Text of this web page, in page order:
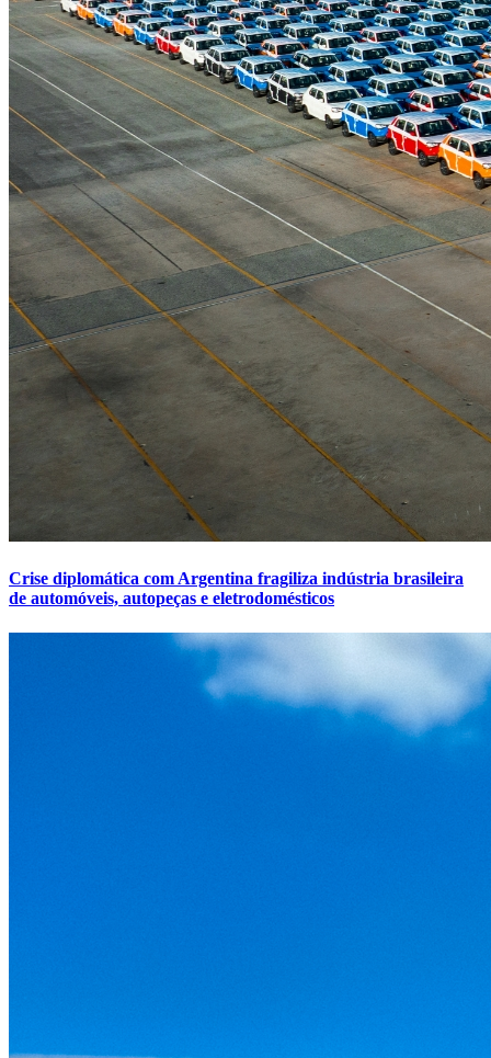
Crise diplomática com Argentina fragiliza indústria brasileira
de automóveis, autopeças e eletrodomésticos